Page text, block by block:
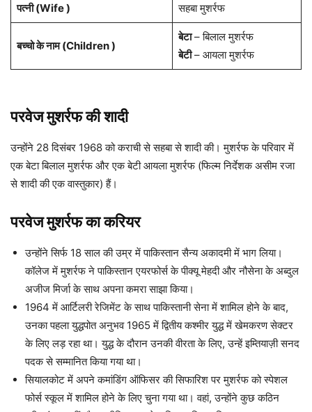
पत्नी (Wife ) सहबा मुशर्रफ
बच्चो के नाम (Children )
बेटा– बिलाल मुशर्रफ
बेटी– आयला मुशर्रफ
परवेज मुशर्रफ की शादी
उन्होंने 28 दिसंबर 1968 को कराची से सहबा से शादी की। मुशर्रफ के परिवार में
एक बेटा बिलाल मुशर्रफ और एक बेटी आयला मुशर्रफ (फिल्म निर्देशक असीम रजा
से शादी की एक वास्तुकार) हैं।
परवेज मुशर्रफ काकरियर
उन्होंने सिर्फ 18 साल की उम्र में पाकिस्तान सैन्य अकादमी में भाग लिया।
कॉलेज में मुशर्रफ ने पाकिस्तान एयरफोर्स के पीक्यू मेहदी और नौसेना के अब्दुल
अजीज मिर्जा के साथ अपना कमरा साझा किया।
1964 में आर्टिलरी रेजिमेंट के साथ पाकिस्तानी सेना में शामिल होने के बाद,
उनका पहला युद्धपोत अनुभव 1965 में द्वितीय कश्मीर युद्ध में खेमकरण सेक्टर
के लिए लड़ रहा था। युद्ध के दौरान उनकी वीरता के लिए, उन्हें इम्तियाज़ी सनद
पदक से सम्मानित किया गया था।
सियालकोट में अपने कमांडिंग ऑफिसर की सिफारिश पर मुशर्रफ को स्पेशल
फोर्स स्कूल में शामिल होने के लिए चुना गया था। वहां, उन्होंने कुछ कठिन